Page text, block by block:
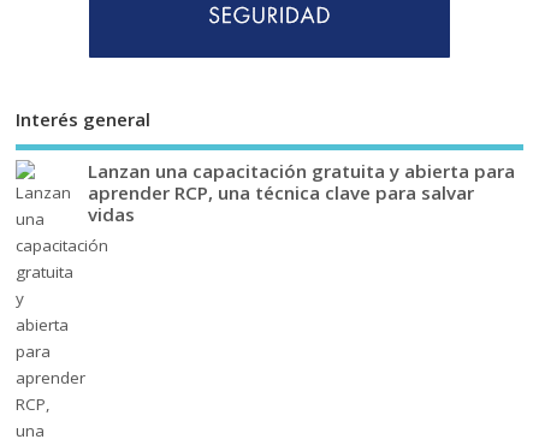
Interés general
Lanzan una capacitación gratuita y abierta para
aprender RCP, una técnica clave para salvar
vidas